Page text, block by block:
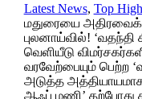
Latest News, Top
மதுரையை
புலனாய்வில்! ‘வதந்தி
வெளியீடு
வரவேற்பையும் பெற்ற
அடுத்த அத்தியாயமாக
ஆஃப் மணி’ தற்போது